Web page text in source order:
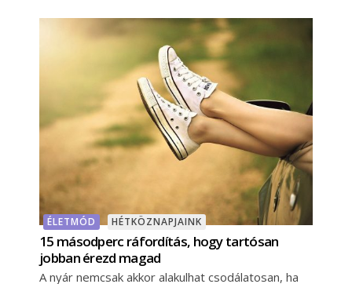
ÉLETMÓD HÉTKÖZNAPJAINK
15 másodperc ráfordítás, hogy tartósan
jobban érezd magad
A nyár nemcsak akkor alakulhat csodálatosan, ha